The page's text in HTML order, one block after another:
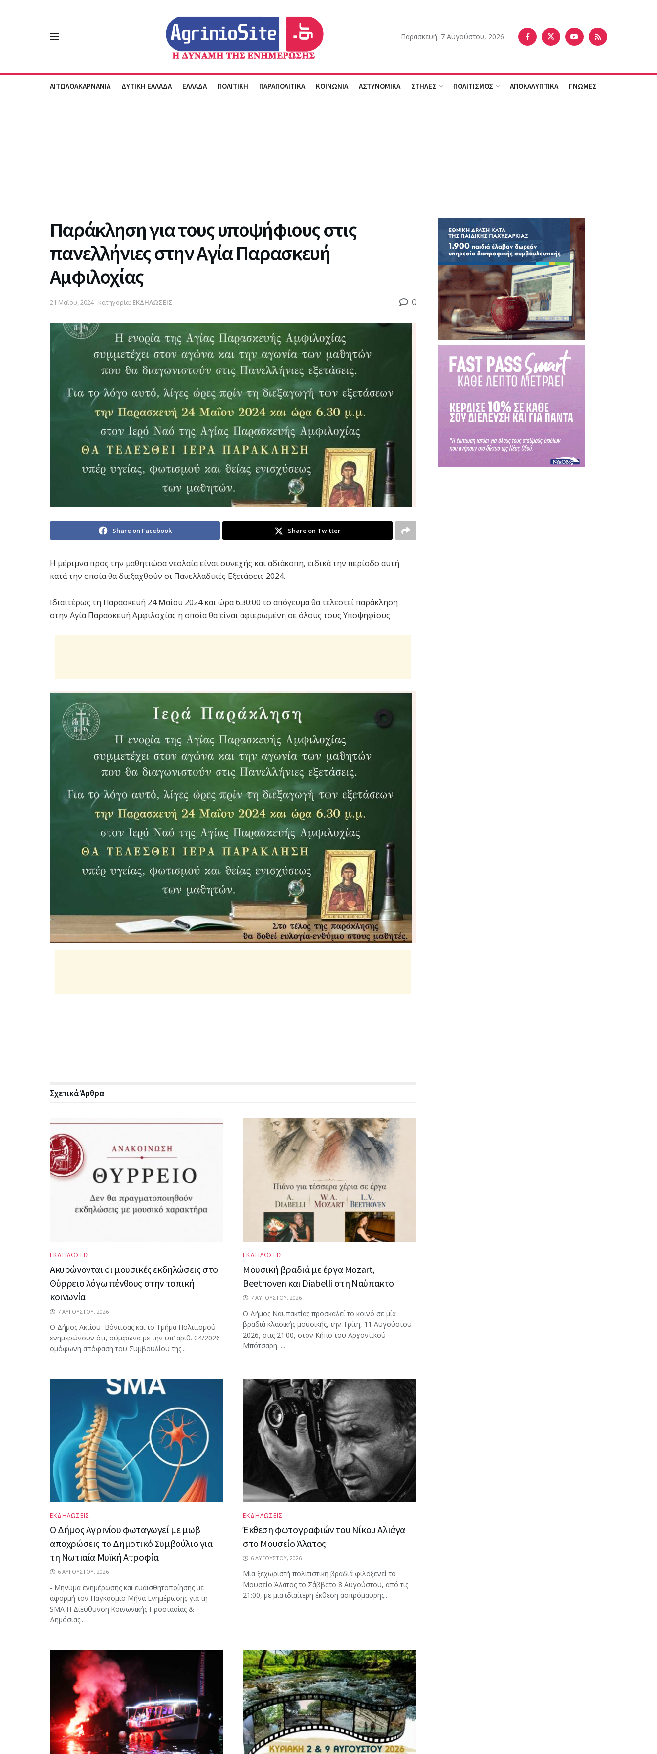
Παρασκευή, 7 Αυγούστου, 2026
ΑΙΤΩΛΟΑΚΑΡΝΑΝΙΑ ΔΥΤΙΚΗ ΕΛΛΑΔΑ ΕΛΛΑΔΑ ΠΟΛΙΤΙΚΗ ΠΑΡΑΠΟΛΙΤΙΚΑ ΚΟΙΝΩΝΙΑ ΑΣΤΥΝΟΜΙΚΑ ΣΤΗΛΕΣ ΠΟΛΙΤΙΣΜΟΣ ΑΠΟΚΑΛΥΠΤΙΚΑ ΓΝΩΜΕΣ
Παράκληση για τους υποψήφιους στις
πανελλήνιες στην Αγία Παρασκευή
Αμφιλοχίας
21 Μαΐου, 2024 κατηγορία: ΕΚΔΗΛΩΣΕΙΣ 0
Share on Facebook Share on Twitter
Η μέριμνα προς την μαθητιώσα νεολαία είναι συνεχής και αδιάκοπη, ειδικά την περίοδο αυτή
κατά την οποία θα διεξαχθούν οι Πανελλαδικές Εξετάσεις 2024.
Ιδιαιτέρως τη Παρασκευή 24 Μαΐου 2024 και ώρα 6.30:00 το απόγευμα θα τελεστεί παράκληση
στην Αγία Παρασκευή Αμφιλοχίας η οποία θα είναι αφιερωμένη σε όλους τους Υποψηφίους
ΣχετικάΆρθρα
ΕΚΔΗΛΩΣΕΙΣ
Ακυρώνονται οι μουσικές εκδηλώσεις στο
Θύρρειο λόγω πένθους στην τοπική
κοινωνία
7 ΑΥΓΟΎΣΤΟΥ, 2026
Ο Δήμος Ακτίου–Βόνιτσας και το Τμήμα Πολιτισμού
ενημερώνουν ότι, σύμφωνα με την υπ’ αριθ. 04/2026
ομόφωνη απόφαση του Συμβουλίου της...
ΕΚΔΗΛΩΣΕΙΣ
Μουσική βραδιά με έργα Mozart,
Beethoven και Diabelli στη Ναύπακτο
7 ΑΥΓΟΎΣΤΟΥ, 2026
Ο Δήμος Ναυπακτίας προσκαλεί το κοινό σε μία
βραδιά κλασικής μουσικής, την Τρίτη, 11 Αυγούστου
2026, στις 21:00, στον Κήπο του Αρχοντικού
Μπότσαρη. ...
ΕΚΔΗΛΩΣΕΙΣ
Ο Δήμος Αγρινίου φωταγωγεί με μωβ
αποχρώσεις το Δημοτικό Συμβούλιο για
τη Νωτιαία Μυϊκή Ατροφία
6 ΑΥΓΟΎΣΤΟΥ, 2026
- Μήνυμα ενημέρωσης και ευαισθητοποίησης με
αφορμή τον Παγκόσμιο Μήνα Ενημέρωσης για τη
SMA Η Διεύθυνση Κοινωνικής Προστασίας &
Δημόσιας...
ΕΚΔΗΛΩΣΕΙΣ
Έκθεση φωτογραφιών του Νίκου Αλιάγα
στο Μουσείο Άλατος
6 ΑΥΓΟΎΣΤΟΥ, 2026
Μια ξεχωριστή πολιτιστική βραδιά φιλοξενεί το
Μουσείο Άλατος το Σάββατο 8 Αυγούστου, από τις
21:00, με μια ιδιαίτερη έκθεση ασπρόμαυρης...